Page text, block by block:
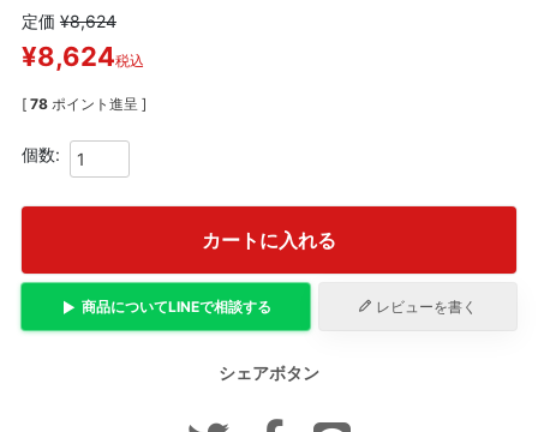
定価 ¥8,624
¥8,624税込
[ 78 ポイント進呈 ]
カートに入れる
商品についてLINEで相談する レビューを書く
シェアボタン